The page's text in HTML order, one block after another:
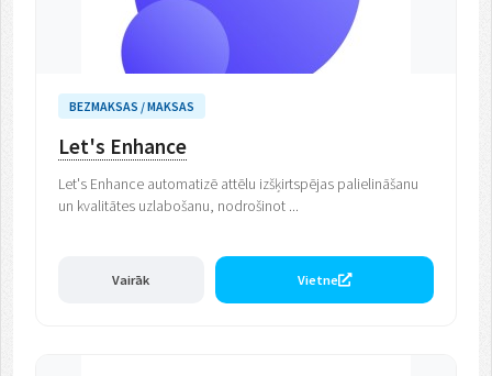
BEZMAKSAS / MAKSAS
Let's Enhance
Let's Enhance automatizē attēlu izšķirtspējas palielināšanu
un kvalitātes uzlabošanu, nodrošinot ...
Vairāk Vietne